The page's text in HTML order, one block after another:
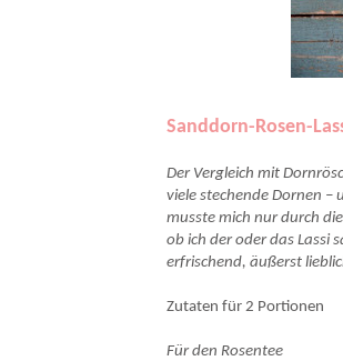
Sanddorn-Rosen-
Der Vergleich mit
viele stechende Dornen –
musste mich nur durch
ob ich der oder das Lassi
erfrischend, äußerst
Zutaten für 2 Portionen
Für den Rosentee